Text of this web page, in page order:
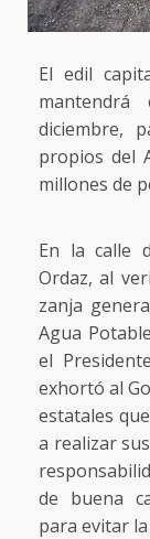
El edil
diciembre,
propios del
millones de
En la calle
Ordaz, al
zanja
Agua
el
exhortó al
estatales
a realizar
de buena
para evitar